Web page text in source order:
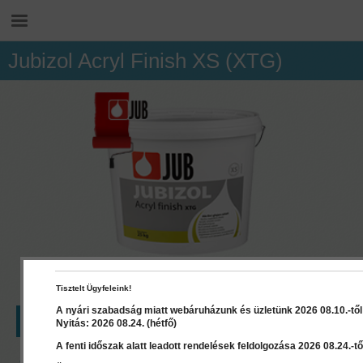
Jubizol Acryl Finish XS (XTG)
LEÍRÁS RÉSZLETEK DOKUMENTUMOK
Tisztelt Ügyfeleink!
A nyári szabadság miatt webáruházunk és üzletünk 2026 08.10.-
Nyitás: 2026 08.24. (hétfő)
A fenti időszak alatt leadott rendelések feldolgozása 2026 08.24.-